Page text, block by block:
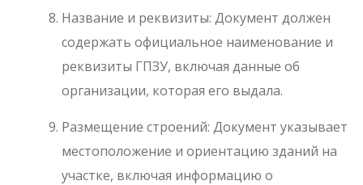
Название и реквизиты: Документ должен
содержать официальное наименование и
реквизиты ГПЗУ, включая данные об
организации, которая его выдала.
Размещение строений: Документ указывает
местоположение и ориентацию зданий на
участке, включая информацию о